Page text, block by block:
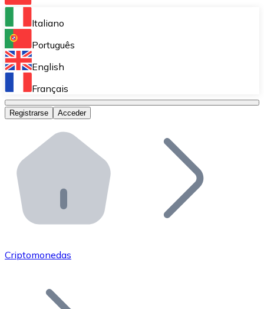
Bitnovo Ramp
Integra nuestra solución en tu plataforma.
Bitnovo Giftcards
Bitnovo OTC
Bitnovo ATM
Integra un ATM Bitnovo en tu negocio y permite que
Bitnovo API
Integra nuestra API en tu ecosistema.
Únete a nuestra red de distribuidores.
Añade tu proyecto a nuestro ecosistema.
Italiano
Português
English
Français
Registrarse Acceder
Criptomonedas